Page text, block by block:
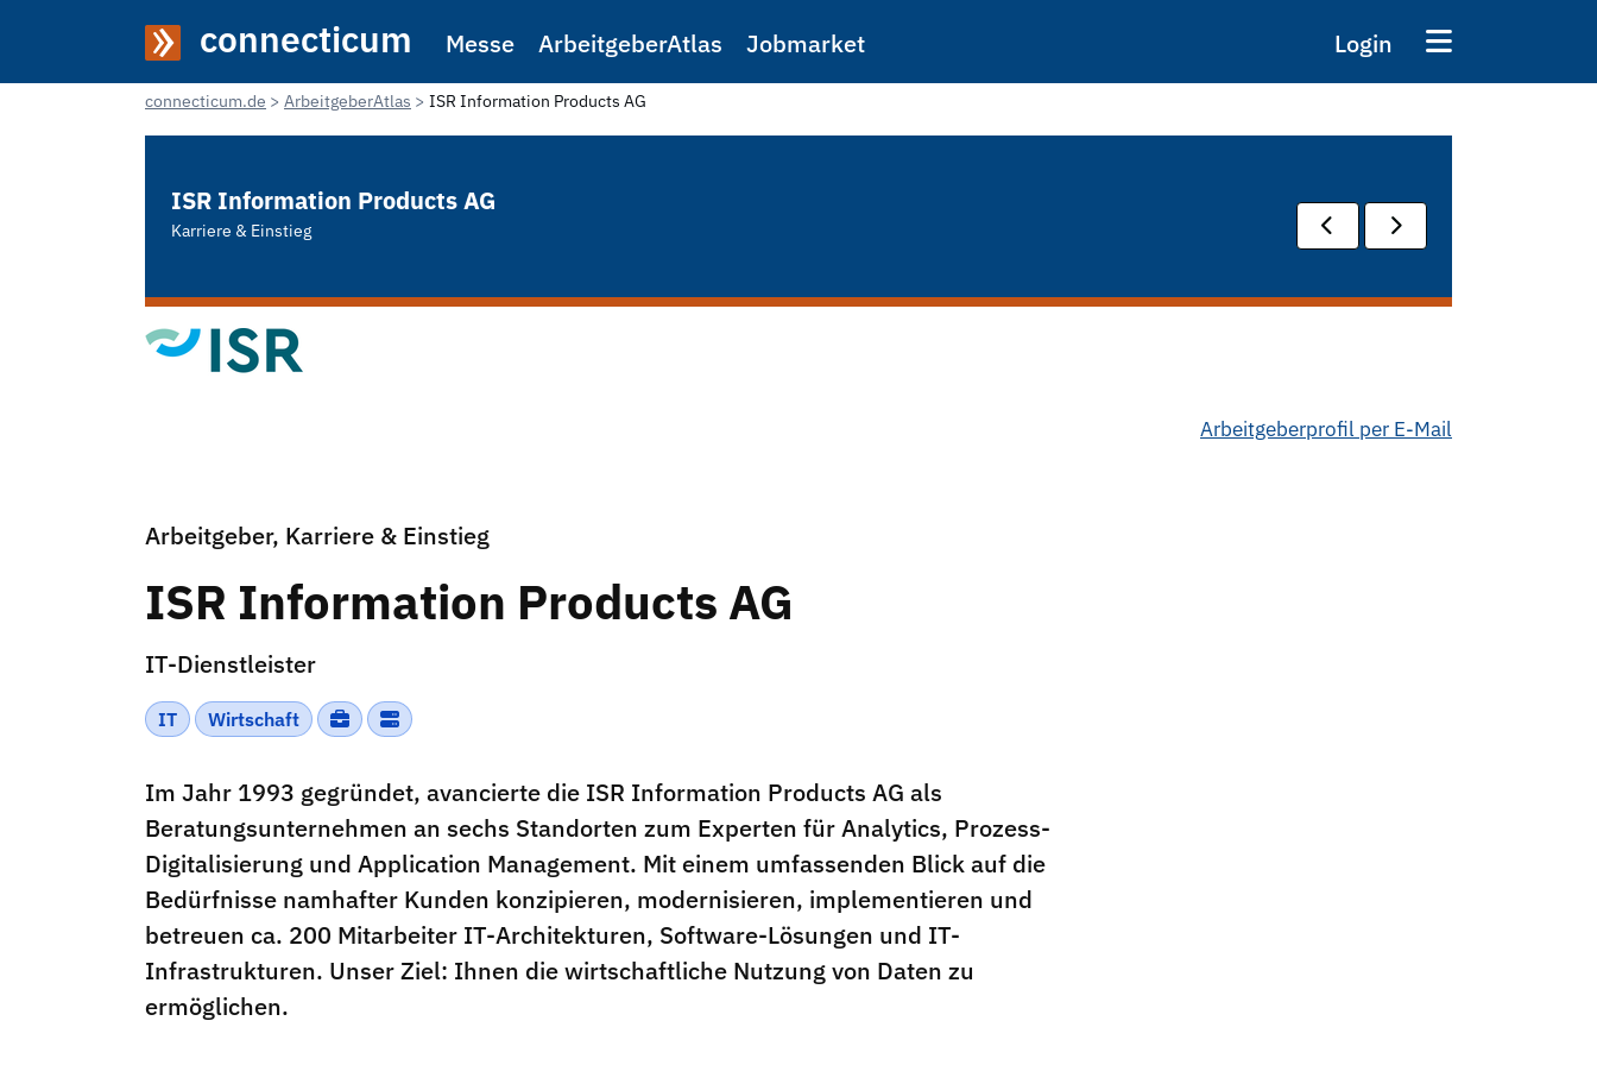
connecticum Messe ArbeitgeberAtlas Jobmarket Login
connecticum.de ArbeitgeberAtlas ISR Information Products AG
ISR Information Products AG
Karriere & Einstieg
Arbeitgeberprofil per E-Mail
Arbeitgeber, Karriere & Einstieg
ISR Information Products AG
IT-Dienstleister
IT Wirtschaft
Im Jahr 1993 gegründet, avancierte die ISR Information Products AG als
Beratungsunternehmen an sechs Standorten zum Experten für Analytics, Prozess-
Digitalisierung und Application Management. Mit einem umfassenden Blick auf die
Bedürfnisse namhafter Kunden konzipieren, modernisieren, implementieren und
betreuen ca. 200 Mitarbeiter IT-Architekturen, Software-Lösungen und IT-
Infrastrukturen. Unser Ziel: Ihnen die wirtschaftliche Nutzung von Daten zu
ermöglichen.